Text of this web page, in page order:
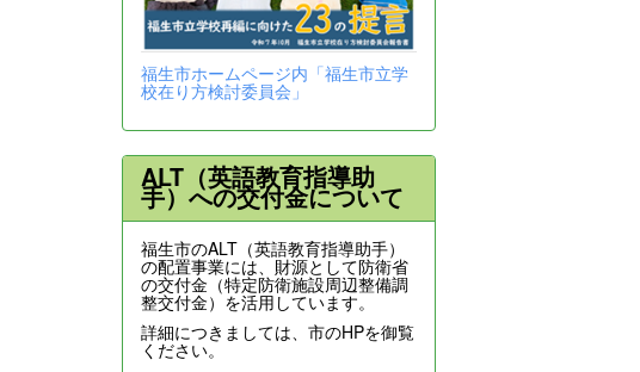
福生市ホームページ内「福生市立学
校在り方検討委員会」
ALT（英語教育指導助
手）への交付金について
福生市のALT（英語教育指導助手）
の配置事業には、財源として防衛省
の交付金（特定防衛施設周辺整備調
整交付金）を活用しています。
詳細につきましては、市のHPを御覧
ください。